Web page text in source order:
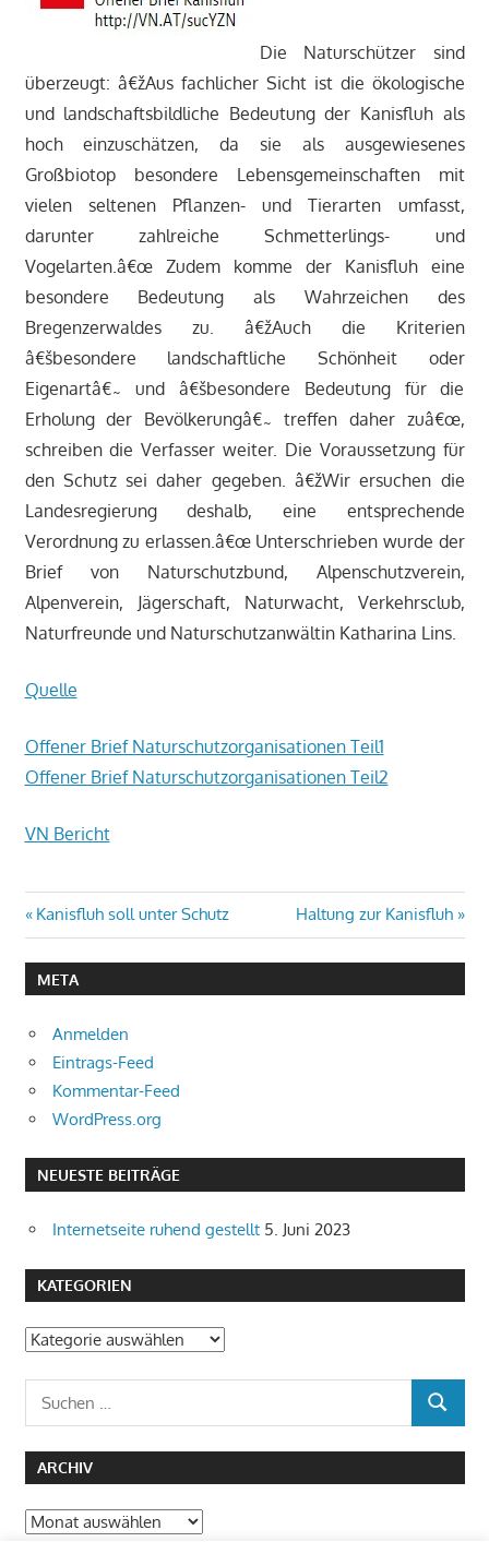
Die Naturschützer sind
überzeugt: â€žAus fachlicher Sicht ist die ökologische
und landschaftsbildliche Bedeutung der Kanisfluh als
hoch einzuschätzen, da sie als ausgewiesenes
Großbiotop besondere Lebensgemeinschaften mit
vielen seltenen Pflanzen- und Tierarten umfasst,
darunter zahlreiche Schmetterlings- und
Vogelarten.â€œ Zudem komme der Kanisfluh eine
besondere Bedeutung als Wahrzeichen des
Bregenzerwaldes zu. â€žAuch die Kriterien
â€šbesondere landschaftliche Schönheit oder
Eigenartâ€˜ und â€šbesondere Bedeutung für die
Erholung der Bevölkerungâ€˜ treffen daher zuâ€œ,
schreiben die Verfasser weiter. Die Voraussetzung für
den Schutz sei daher gegeben. â€žWir ersuchen die
Landesregierung deshalb, eine entsprechende
Verordnung zu erlassen.â€œ Unterschrieben wurde der
Brief von Naturschutzbund, Alpenschutzverein,
Alpenverein, Jägerschaft, Naturwacht, Verkehrsclub,
Naturfreunde und Naturschutzanwältin Katharina Lins.
Quelle
Offener Brief Naturschutzorganisationen Teil1
Offener Brief Naturschutzorganisationen Teil2
VN Bericht
Beitragsnavigation
Vorheriger
Beitrag:
Kanisfluh soll unter Schutz
Nächster
Beitrag:
Haltung zur Kanisfluh
META
Anmelden
Eintrags-Feed
Kommentar-Feed
WordPress.org
NEUESTE BEITRÄGE
Internetseite ruhend gestellt 5. Juni 2023
KATEGORIEN
Kategorien
SUCHEN
ARCHIV
Archiv